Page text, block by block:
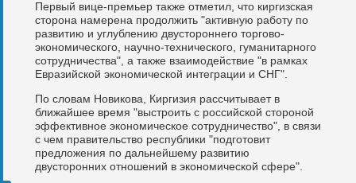
Первый вице-премьер также отметил, что киргизская
сторона намерена продолжить "активную работу по
развитию и углублению двустороннего торгово-
экономического, научно-технического, гуманитарного
сотрудничества", а также взаимодействие "в рамках
Евразийской экономической интеграции и СНГ".
По словам Новикова, Киргизия рассчитывает в
ближайшее время "выстроить с российской стороной
эффективное экономическое сотрудничество", в связи
с чем правительство республики "подготовит
предложения по дальнейшему развитию
двусторонних отношений в экономической сфере".